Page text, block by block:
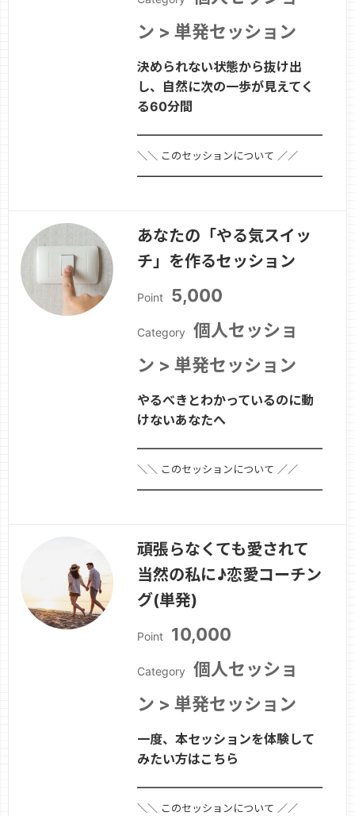
ン > 単発セッション
決められない状態から抜け出
し、自然に次の一歩が見えてく
る60分間
━━━━━━━━━━━━━━━━━━━━
＼＼ このセッションについて ／／
━━━━━━━━━━━━━━━━━━━━■
ント「どちらも正しい気がする」「片方
を選ぶと、もう一方を失う気がする」
そん…
続きを見る »
あなたの「やる気スイッ
チ」を作るセッション
Point 5,000
Category
個人セッショ
ン > 単発セッション
やるべきとわかっているのに動
けないあなたへ
━━━━━━━━━━━━━━━━━━━━
＼＼ このセッションについて ／／
━━━━━━━━━━━━━━━━━━━━■
ポイントやらなきゃいけない。やったほ
うがいい。やらないと叶わない。頭では
わかっているのに、動けない。仕事、家
頑張らなくても愛されて
当然の私に♪恋愛コーチン
グ(単発)
Point 10,000
Category
個人セッショ
ン > 単発セッション
一度、本セッションを体験して
みたい方はこちら
━━━━━━━━━━━━━━━━━━━━
＼＼ このセッションについて ／／